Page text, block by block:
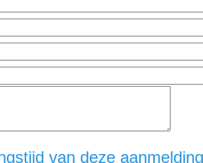
van deze